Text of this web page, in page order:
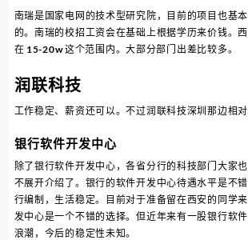
南瑞是国家电网的技术型研究院，目前的项目也基
的。南瑞的校招工资会在基础上根据学历来价钱。
在 15-20w 这个范围内。大部分部门出差比较多。
润联科技
工作稳定、薪资还可以。不过润联科技深圳那边相对
银行软件开发中心
除了银行软件开发中心，各省分行的科技部门大家
不展开介绍了。银行的软件开发中心待遇水平是不
行编制，生活稳定。目前对于准备留在西安的同学
发中心是一个不错的选择。但近年来有一股银行软
浪潮，今后的稳定性未知。